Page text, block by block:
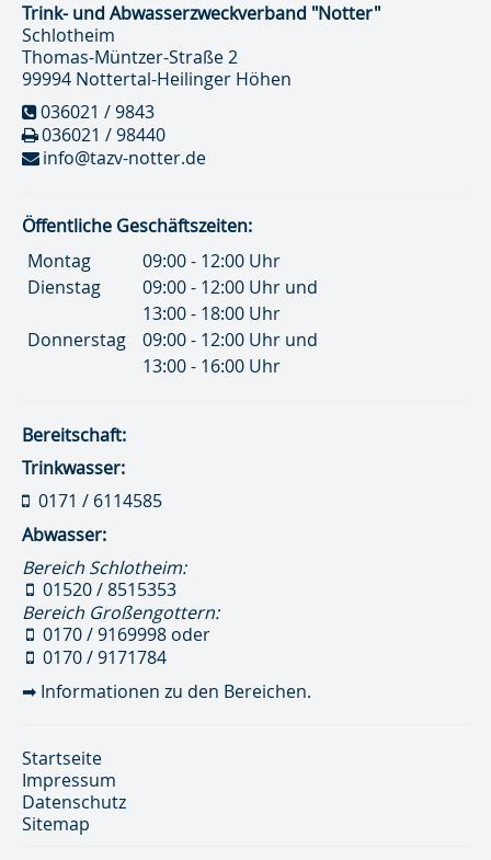
Trink- und Abwasser­zweckverband "Notter"
Schlotheim
Thomas-Müntzer-Straße 2
99994 Nottertal-Heilinger Höhen
036021 / 9843
036021 / 98440
info@tazv-notter.de
Öffentliche Geschäftszeiten:
Montag
09:00 - 12:00 Uhr
Dienstag
09:00 - 12:00 Uhr und
13:00 - 18:00 Uhr
Donnerstag
09:00 - 12:00 Uhr und
13:00 - 16:00 Uhr
Bereitschaft:
Trinkwasser:
0171 / 6114585
Abwasser:
Bereich Schlotheim:
01520 / 8515353
Bereich Großengottern:
0170 / 9169998 oder
0170 / 9171784
➡ Informationen zu den Bereichen.
Startseite
Impressum
Datenschutz
Sitemap